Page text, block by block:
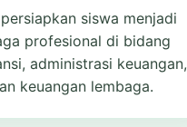
siswa menjadi
profesional di bidang
administrasi keuangan,
keuangan lembaga.